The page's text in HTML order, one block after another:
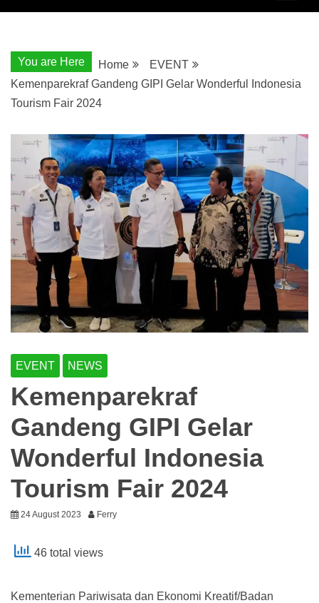
You are Here Home
EVENT
Kemenparekraf Gandeng GIPI Gelar Wonderful Indonesia
Tourism Fair 2024
EVENT NEWS
Kemenparekraf
Gandeng GIPI Gelar
Wonderful Indonesia
Tourism Fair 2024
24 August 2023 Ferry
46 total views
Kementerian Pariwisata dan Ekonomi Kreatif/Badan